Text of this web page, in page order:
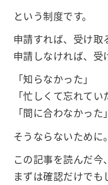
という制度です。
申請すれば、受け取
申請しなければ、受
「知らなかった」
「忙しくて忘れてい
「間に合わなかった」
そうならないために。
この記事を読んだ今、
まずは確認だけでも